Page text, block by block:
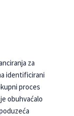
za
identificirani
proces
obuhvaćalo